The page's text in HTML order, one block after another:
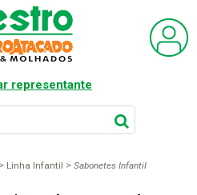
representante
Linha Infantil Sabonetes Infantil